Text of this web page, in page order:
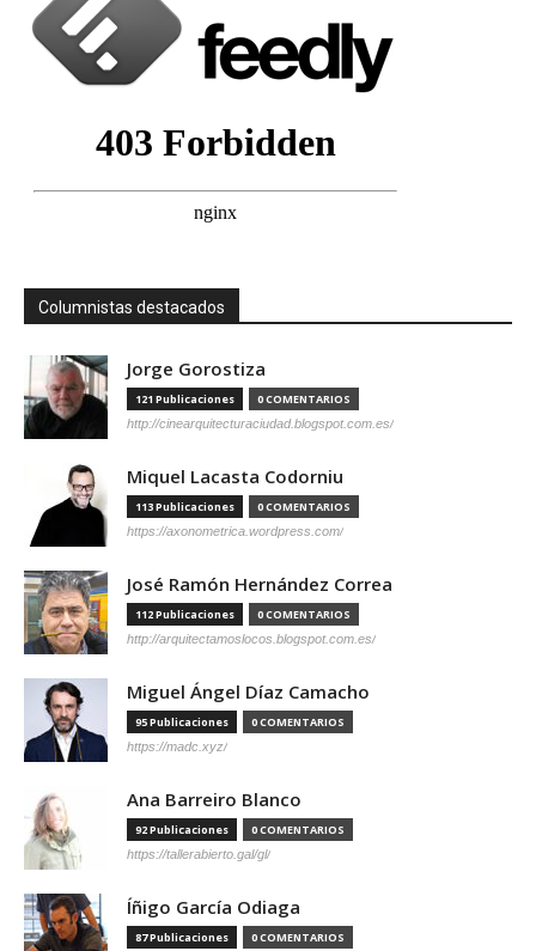
Columnistas destacados
Jorge Gorostiza
121 Publicaciones 0 COMENTARIOS
http://cinearquitecturaciudad.blogspot.com.es/
Miquel Lacasta Codorniu
113 Publicaciones 0 COMENTARIOS
https://axonometrica.wordpress.com/
José Ramón Hernández Correa
112 Publicaciones 0 COMENTARIOS
http://arquitectamoslocos.blogspot.com.es/
Miguel Ángel Díaz Camacho
95 Publicaciones 0 COMENTARIOS
https://madc.xyz/
Ana Barreiro Blanco
92 Publicaciones 0 COMENTARIOS
https://tallerabierto.gal/gl/
Íñigo García Odiaga
87 Publicaciones 0 COMENTARIOS